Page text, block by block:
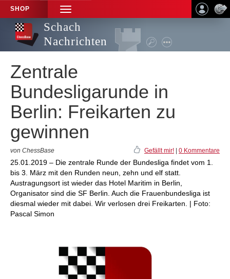
SHOP
TOGGLE
NAVIGATION
Schach
Nachrichten
Zentrale
Bundesligarunde in
Berlin: Freikarten zu
gewinnen
von ChessBase Gefällt mir! 0 Kommentare
25.01.2019 – Die zentrale Runde der Bundesliga findet vom 1.
bis 3. März mit den Runden neun, zehn und elf statt.
Austragungsort ist wieder das Hotel Maritim in Berlin,
Organisator sind die SF Berlin. Auch die Frauenbundesliga ist
diesmal wieder mit dabei. Wir verlosen drei Freikarten. | Foto:
Pascal Simon